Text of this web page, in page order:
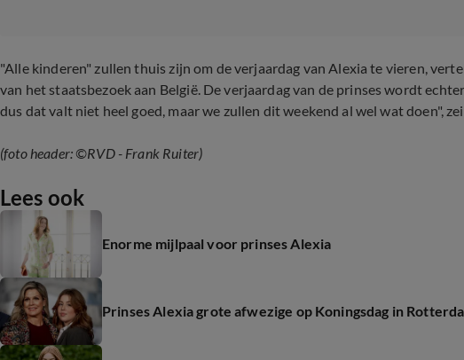
"Alle kinderen" zullen thuis zijn om de verjaardag van Alexia te vieren,
van het staatsbezoek aan België. De verjaardag van de prinses wordt
dus dat valt niet heel goed, maar we zullen dit weekend al wel wat doen",
(foto header: ©RVD - Frank Ruiter)
Lees ook
Enorme mijlpaal voor prinses Alexia
Prinses Alexia grote afwezige op Koningsdag in